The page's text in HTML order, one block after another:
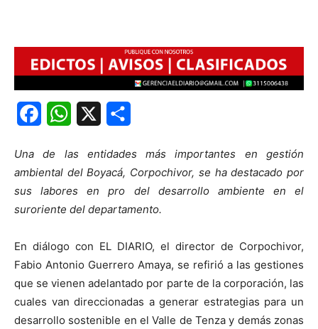
FacebookWhatsApp
Una de las entidades más importantes en gestión
ambiental del Boyacá, Corpochivor, se ha destacado por
sus labores en pro del desarrollo ambiente en el
suroriente del departamento.
En diálogo con EL DIARIO, el director de Corpochivor,
Fabio Antonio Guerrero Amaya, se refirió a las gestiones
que se vienen adelantado por parte de la corporación, las
cuales van direccionadas a generar estrategias para un
desarrollo sostenible en el Valle de Tenza y demás zonas